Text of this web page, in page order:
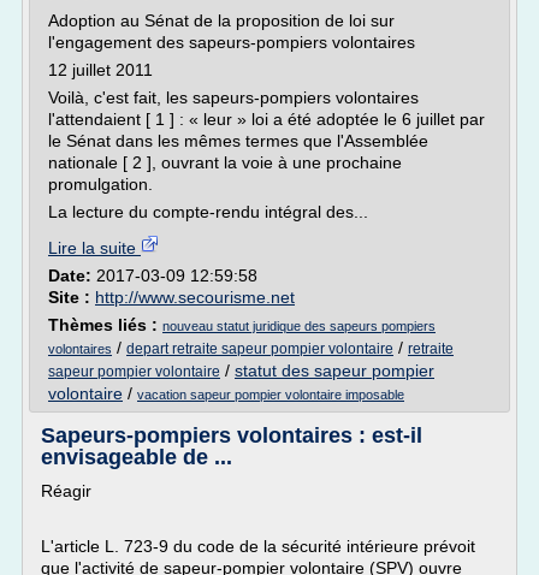
Adoption au Sénat de la proposition de loi sur
l'engagement des sapeurs-pompiers volontaires
12 juillet 2011
Voilà, c'est fait, les sapeurs-pompiers volontaires
l'attendaient [ 1 ] : « leur » loi a été adoptée le 6 juillet par
le Sénat dans les mêmes termes que l'Assemblée
nationale [ 2 ], ouvrant la voie à une prochaine
promulgation.
La lecture du compte-rendu intégral des...
Lire la suite
Date: 2017-03-09 12:59:58
Site : http://www.secourisme.net
Thèmes liés : nouveau statut juridique des sapeurs pompiers
volontaires / depart retraite sapeur pompier volontaire / retraite
sapeur pompier volontaire / statut des sapeur pompier
volontaire / vacation sapeur pompier volontaire imposable
Sapeurs-pompiers volontaires : est-il
envisageable de ...
Réagir
L'article L. 723-9 du code de la sécurité intérieure prévoit
que l'activité de sapeur-pompier volontaire (SPV) ouvre